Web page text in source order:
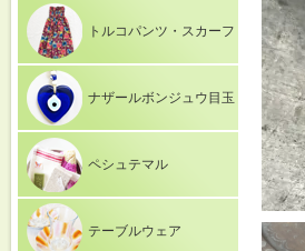
トルコパンツ・スカーフ
ナザールボンジュウ目玉
ペシュテマル
テーブルウェア